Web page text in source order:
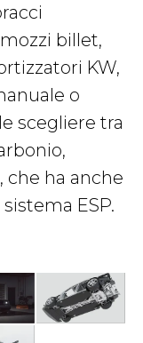
billet,
KW,
o
scegliere tra
che ha anche
ESP.